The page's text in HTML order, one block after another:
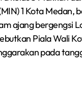
1 Kota Medan,
ajang bergengsi
Piala Wali
pada